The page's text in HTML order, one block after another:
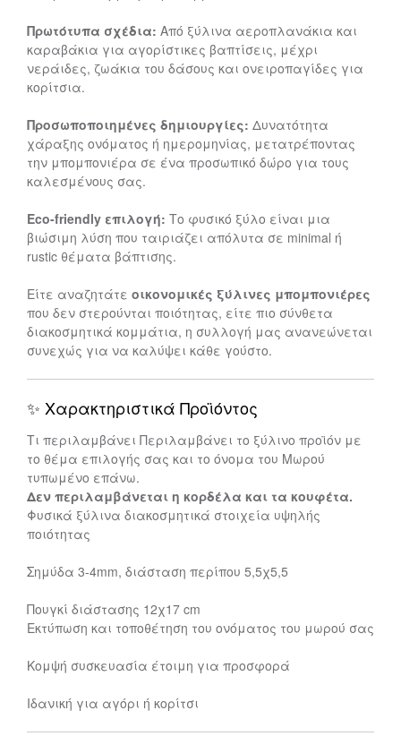
Πρωτότυπα σχέδια: Από ξύλινα αεροπλανάκια και
καραβάκια για αγορίστικες βαπτίσεις, μέχρι
νεράιδες, ζωάκια του δάσους και ονειροπαγίδες για
κορίτσια.
Προσωποποιημένες δημιουργίες: Δυνατότητα
χάραξης ονόματος ή ημερομηνίας, μετατρέποντας
την μπομπονιέρα σε ένα προσωπικό δώρο για τους
καλεσμένους σας.
Eco-friendly επιλογή: Το φυσικό ξύλο είναι μια
βιώσιμη λύση που ταιριάζει απόλυτα σε minimal ή
rustic θέματα βάπτισης.
Είτε αναζητάτε οικονομικές ξύλινες μπομπονιέρες
που δεν στερούνται ποιότητας, είτε πιο σύνθετα
διακοσμητικά κομμάτια, η συλλογή μας ανανεώνεται
συνεχώς για να καλύψει κάθε γούστο.
✨ Χαρακτηριστικά Προϊόντος
Τι περιλαμβάνει Περιλαμβάνει το ξύλινο προϊόν με
το θέμα επιλογής σας και το όνομα του Μωρού
τυπωμένο επάνω.
Δεν περιλαμβάνεται η κορδέλα και τα κουφέτα.
Φυσικά ξύλινα διακοσμητικά στοιχεία υψηλής
ποιότητας
Σημύδα 3-4mm, διάσταση περίπου 5,5χ5,5
Πουγκί διάστασης 12χ17 cm
Εκτύπωση και τοποθέτηση του ονόματος του μωρού σας
Κομψή συσκευασία έτοιμη για προσφορά
Ιδανική για αγόρι ή κορίτσι